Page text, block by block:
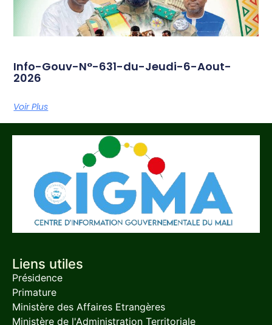
Info-Gouv-N°-631-du-Jeudi-6-Aout-
2026
Voir Plus
Liens utiles
Présidence
Primature
Ministère des Affaires Etrangères
Ministère de l'Administration Territoriale